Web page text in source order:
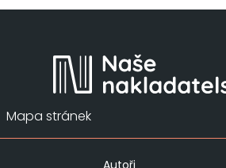
Mapa stránek